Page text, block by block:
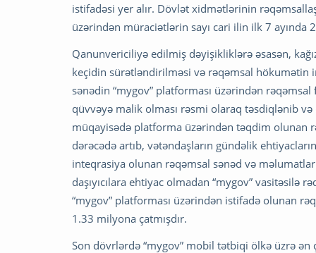
istifadəsi yer alır. Dövlət xidmətlərinin
üzərindən müraciətlərin sayı cari ilin ilk 7
Qanunvericiliyə edilmiş dəyişikliklərə əsasən,
keçidin sürətləndirilməsi və rəqəmsal hökumətin
sənədin “mygov” platforması üzərindən
qüvvəyə malik olması rəsmi olaraq təsdiqlənib
müqayisədə platforma üzərindən təqdim olunan
dərəcədə artıb, vətəndaşların gündəlik
inteqrasiya olunan rəqəmsal sənəd və
daşıyıcılara ehtiyac olmadan “mygov”
“mygov” platforması üzərindən istifadə olunan
1.33 milyona çatmışdır.
Son dövrlərdə “mygov” mobil tətbiqi ölkə üzrə ən